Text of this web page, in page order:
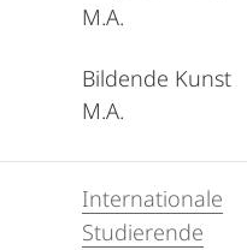
M.A.
Bildende Kunst
M.A.
Internationale
Studierende